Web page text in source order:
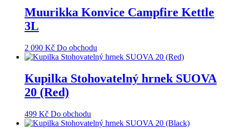
Muurikka Konvice Campfire Kettle
3L
2 090 Kč Do obchodu
Kupilka Stohovatelný hrnek SUOVA
20 (Red)
499 Kč Do obchodu